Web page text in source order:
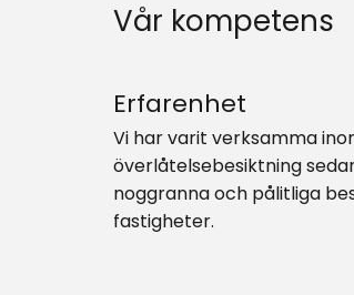
Vår kompetens
Erfarenhet
Vi har varit verksamma
överlåtelsebesiktning
noggranna och pålitliga
fastigheter.